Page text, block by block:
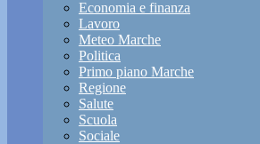
Economia e finanza
Lavoro
Meteo Marche
Politica
Primo piano Marche
Regione
Salute
Scuola
Sociale